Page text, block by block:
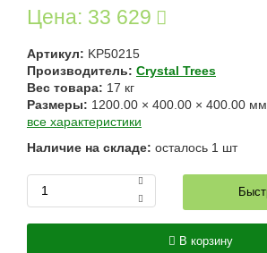
Цена: 33 629
Артикул: KP50215
Производитель: Crystal Trees
Вес товара: 17 кг
Размеры: 1200.00 × 400.00 × 400.00 мм
все характеристики
Наличие на складе: осталось 1 шт
В корзину